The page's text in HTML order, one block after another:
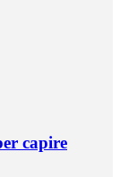
capire